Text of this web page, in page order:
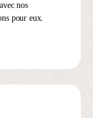
nos
pour eux.